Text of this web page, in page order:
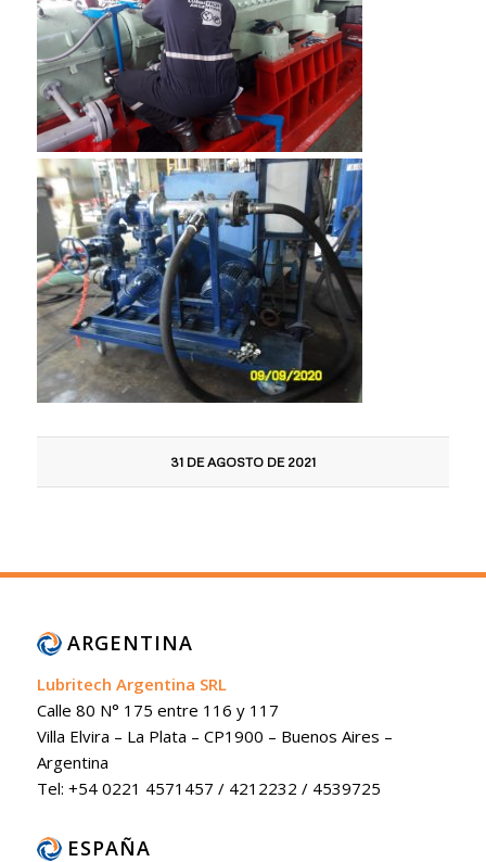
31 DE AGOSTO DE 2021
ARGENTINA
Lubritech Argentina SRL
Calle 80 N° 175 entre 116 y 117
Villa Elvira – La Plata – CP1900 – Buenos Aires –
Argentina
Tel: +54 0221 4571457 / 4212232 / 4539725
ESPAÑA